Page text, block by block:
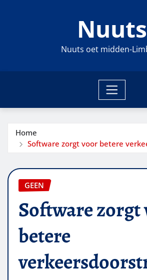
Nuuts
Nuuts oet midden-
Home
Software zorgt voor betere
GEEN
Software zorgt
betere